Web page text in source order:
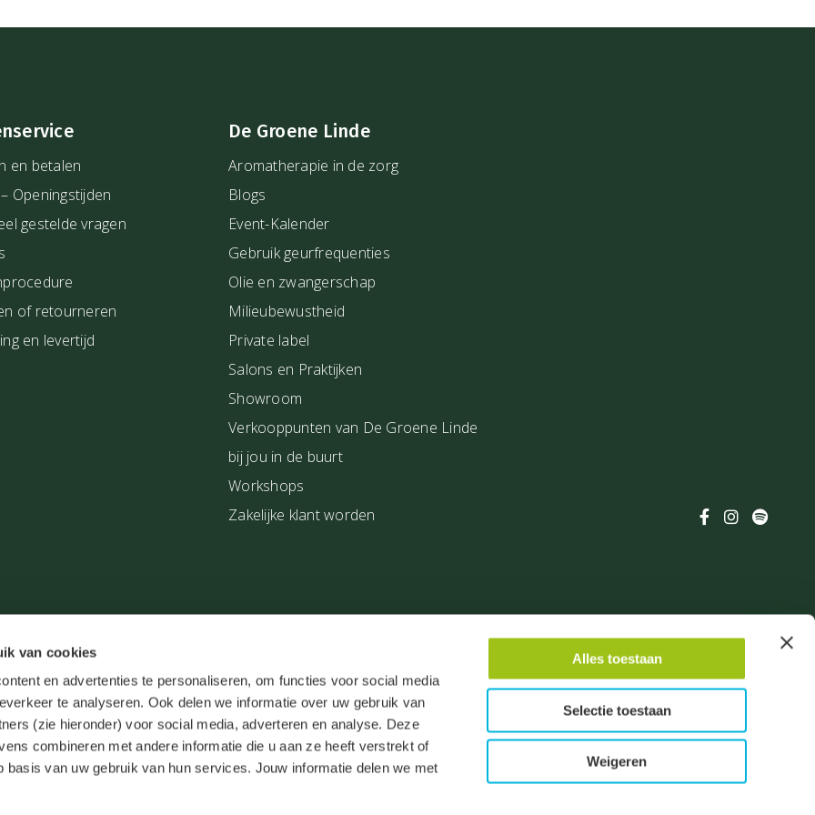
van cookies
en advertenties te personaliseren, om functies voor social media
te analyseren. Ook delen we informatie over uw gebruik van
(zie hieronder) voor social media, adverteren en analyse. Deze
combineren met andere informatie die u aan ze heeft verstrekt of
basis van uw gebruik van hun services. Jouw informatie delen we met
Alles toestaan
Selectie toestaan
Weigeren
daaraan toegevoegd
dan de helft van de
voor bruine PET
kunt knippen.
natuurzuivere
basisoliën
wat het beste bij jou,
de Europese cosmetica-
en betalen
Openingstijden
gestelde vragen
of retourneren
en levertijd
De Groene Linde
Aromatherapie in de zorg
Blogs
Event-Kalender
Gebruik geurfrequenties
Olie en zwangerschap
Milieubewustheid
Private label
Salons en Praktijken
Showroom
Verkooppunten van De Groene Linde
bij jou in de buurt
Workshops
Zakelijke klant worden
degroenelinde.nl bijWebwinkelKeur Reviews is 9.7/10 gebaseerd op 13041 reviews.